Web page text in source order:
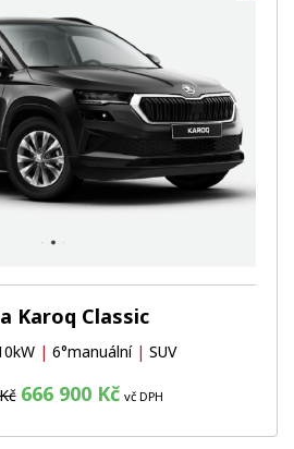
Karoq Classic
| 6°manuální | SUV
666 900 Kč vč DPH